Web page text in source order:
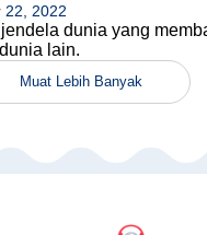
22, 2022
dunia yang
lain.
Muat Lebih Banyak